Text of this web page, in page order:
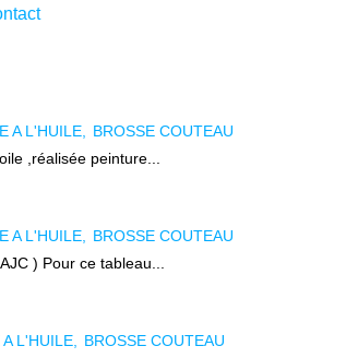
A L'HUILE
BROSSE COUTEAU
,réalisée peinture...
A L'HUILE
BROSSE COUTEAU
) Pour ce tableau...
L'HUILE
BROSSE COUTEAU